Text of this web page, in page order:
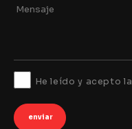
He leído y acepto la